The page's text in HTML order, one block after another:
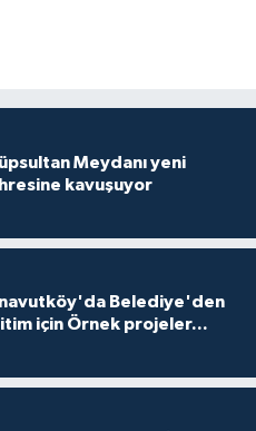
Meydanı yeni
kavuşuyor
Belediye'den
için Örnek projeler...